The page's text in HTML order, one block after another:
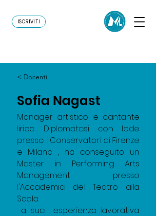
ISCRIVITI
< Docenti
Sofia Nagast
Manager artistico e cantante
lirica. Diplomatasi con lode
presso i Conservatori di Firenze
e Milano , ha conseguito un
Master in Performing Arts
Management presso
l'Accademia del Teatro alla
Scala.